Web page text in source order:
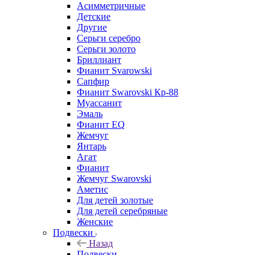
Асимметричные
Детские
Другие
Серьги серебро
Серьги золото
Бриллиант
Фианит Svarowski
Сапфир
Фианит Swarovski Кр-88
Муассанит
Эмаль
Фианит EQ
Жемчуг
Янтарь
Агат
Фианит
Жемчуг Swarovski
Аметис
Для детей золотые
Для детей серебряные
Женские
Подвески
Назад